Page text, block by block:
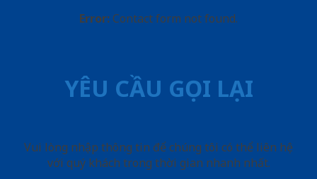
Error: Contact form not found.
YÊU CẦU GỌI LẠI
Vui lòng nhập thông tin để chúng tôi có thể liên hệ
với quý khách trong thời gian nhanh nhất.